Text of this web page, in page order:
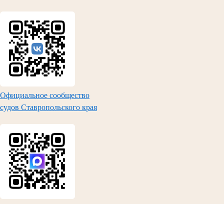
Официальное сообщество
судов Ставропольского края